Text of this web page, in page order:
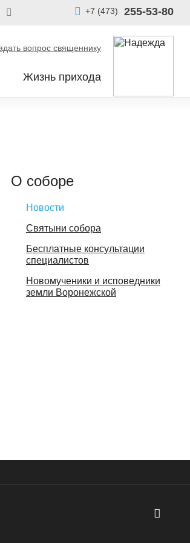
+7 (473) 255-53-80
вопрос священнику
Жизнь прихода
О соборе
Новости
Святыни собора
Бесплатные консультации
специалистов
Новомученики и исповедники
земли Воронежской